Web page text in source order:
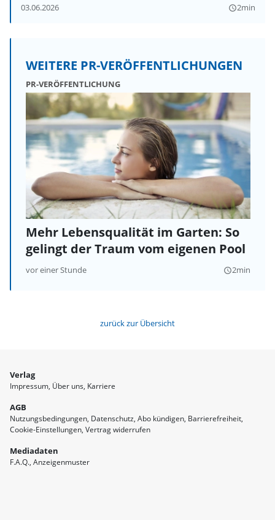
03.06.2026 query_builder2min
WEITERE PR-VERÖFFENTLICHUNGEN
PR-VERÖFFENTLICHUNG
Mehr Lebensqualität im Garten: So
gelingt der Traum vom eigenen Pool
vor einer Stunde query_builder2min
zurück zur Übersicht
Verlag
Impressum Über uns Karriere
AGB
Nutzungsbedingungen Datenschutz Abo kündigen Barrierefreiheit
Cookie-Einstellungen Vertrag widerrufen
Mediadaten
F.A.Q. Anzeigenmuster